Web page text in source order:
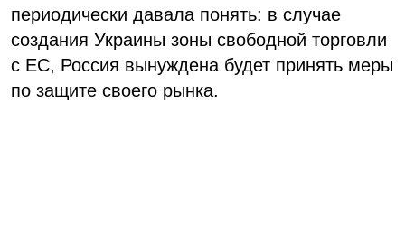
периодически давала понять: в случае
создания Украины зоны свободной торговли
с ЕС, Россия вынуждена будет принять меры
по защите своего рынка.